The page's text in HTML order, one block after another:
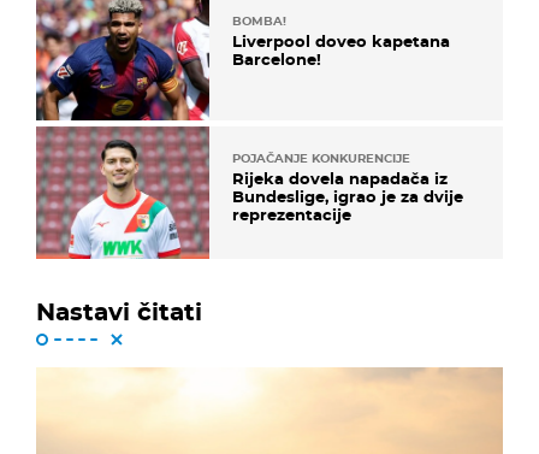
BOMBA!
Liverpool doveo kapetana
Barcelone!
POJAČANJE KONKURENCIJE
Rijeka dovela napadača iz
Bundeslige, igrao je za dvije
reprezentacije
Nastavi čitati